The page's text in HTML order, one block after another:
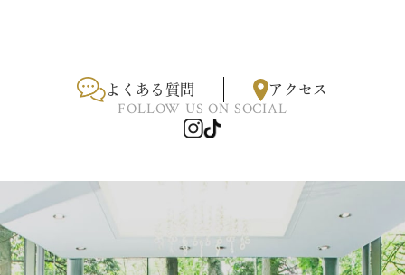
よくある質問 アクセス
FOLLOW US ON SOCIAL